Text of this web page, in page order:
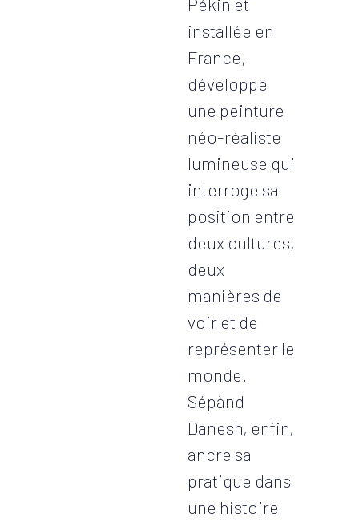
installée en
France,
développe
une peinture
néo-réaliste
lumineuse qui
interroge sa
position entre
deux cultures,
deux
manières de
voir et de
représenter le
monde.
Sépànd
Danesh, enfin,
ancre sa
pratique dans
une histoire